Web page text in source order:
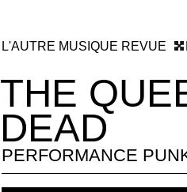
L'AUTRE MUSIQUE REVUE
THE
DEAD
PERFORMANCE